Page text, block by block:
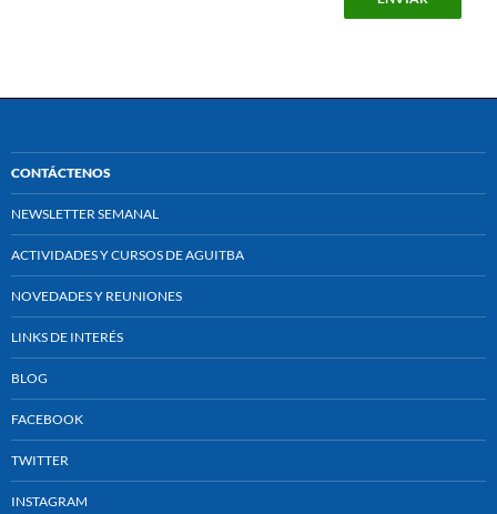
CONTÁCTENOS
NEWSLETTER SEMANAL
ACTIVIDADES Y CURSOS DE AGUITBA
NOVEDADES Y REUNIONES
LINKS DE INTERÉS
BLOG
FACEBOOK
TWITTER
INSTAGRAM